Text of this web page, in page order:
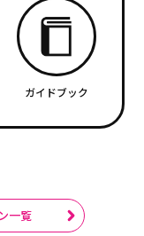
ガイドブック
一覧